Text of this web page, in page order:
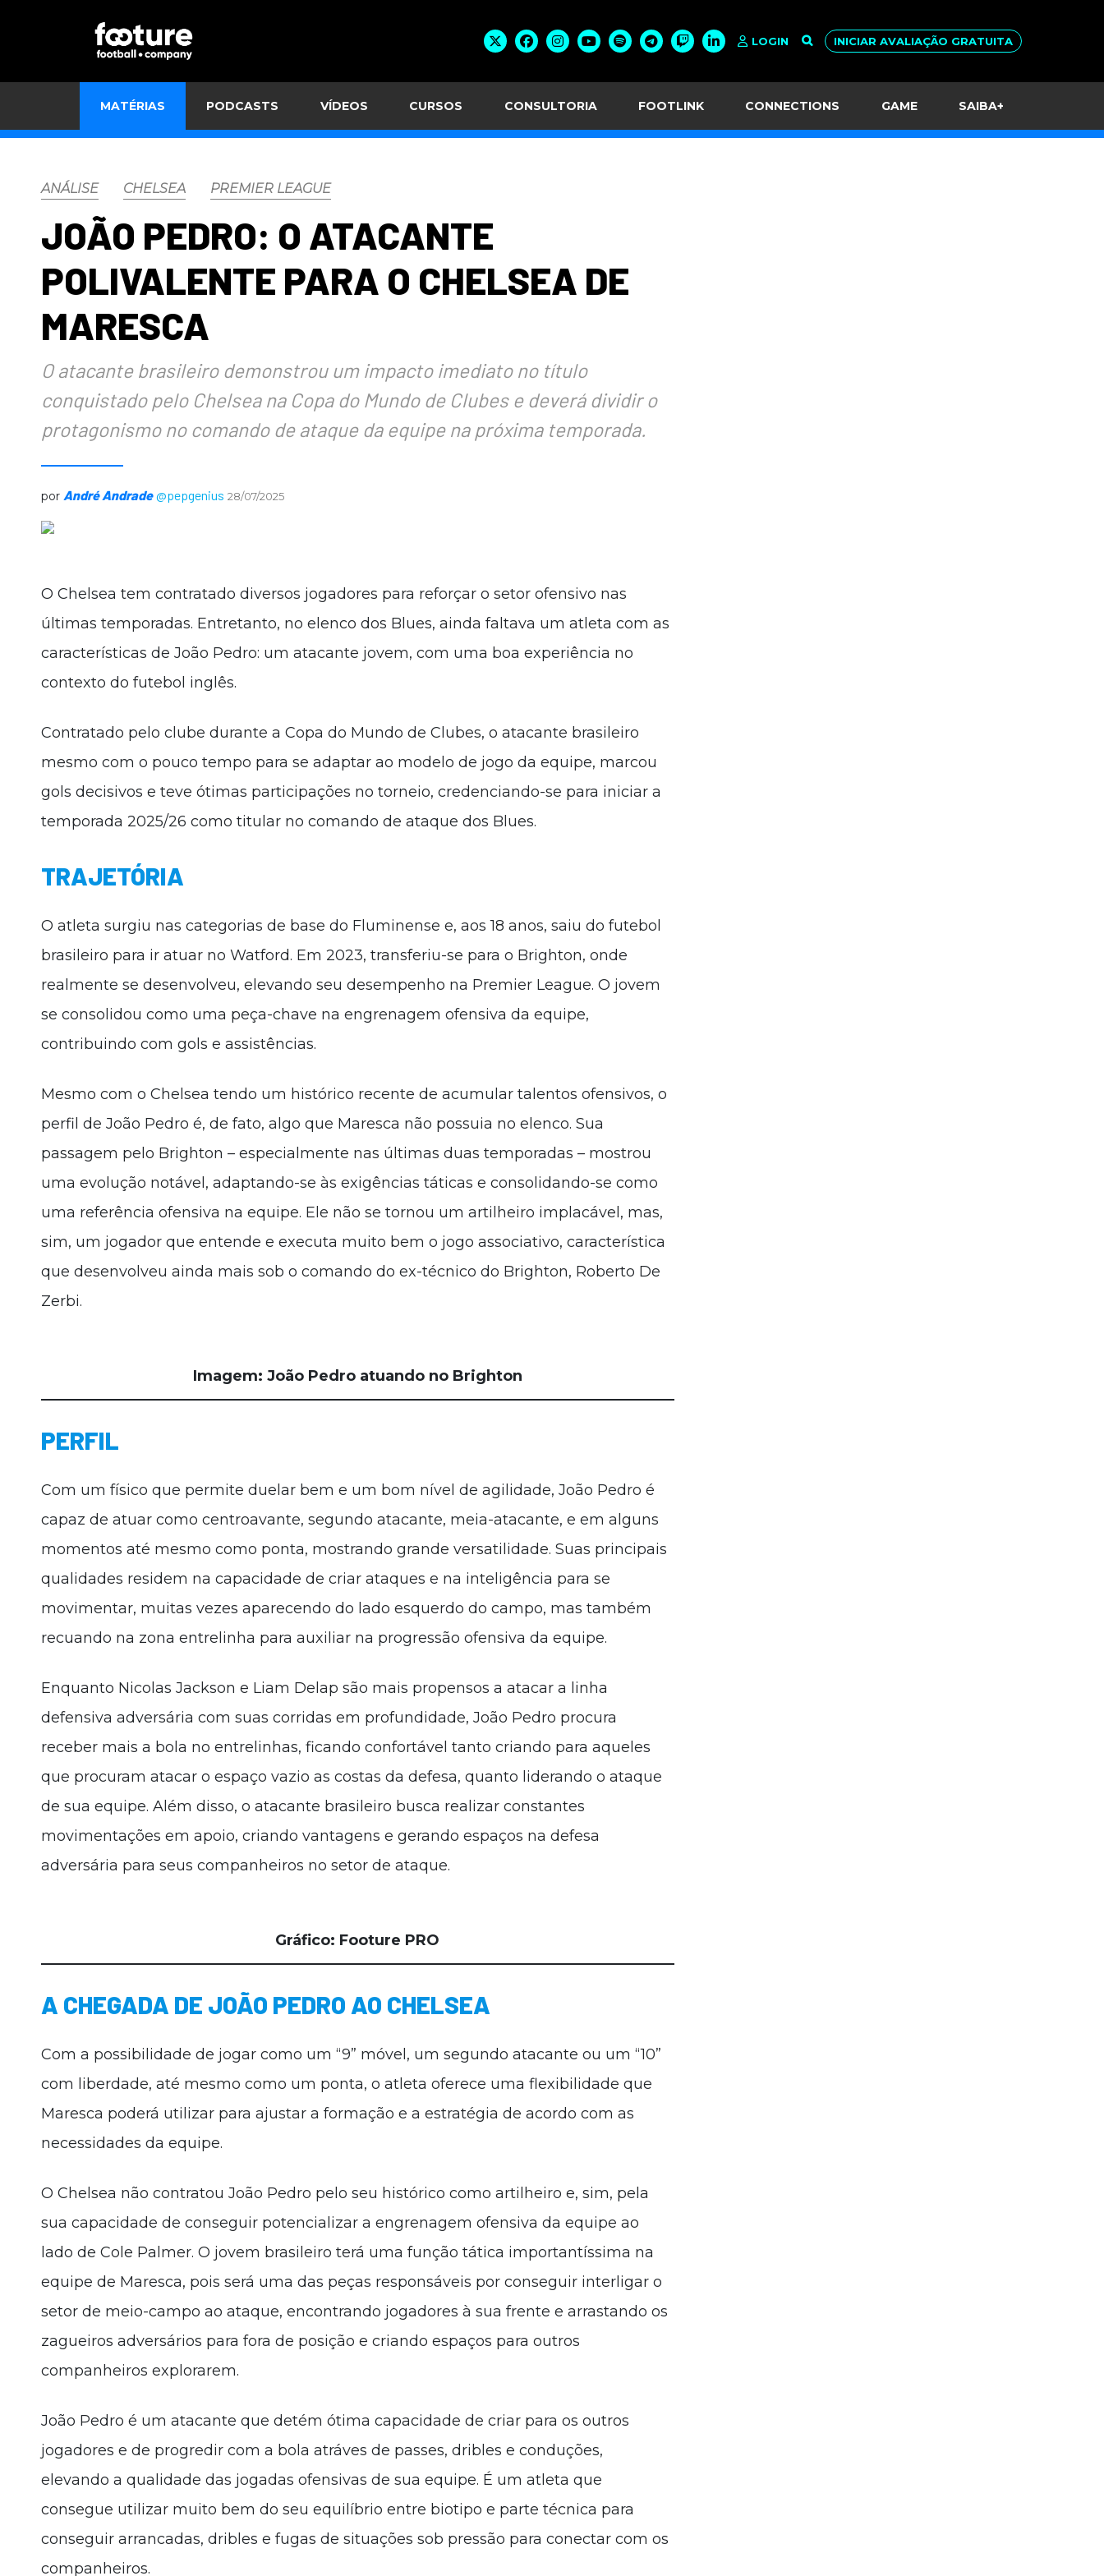
LOGIN INICIAR AVALIAÇÃO GRATUITA
MATÉRIAS PODCASTS VÍDEOS CURSOS CONSULTORIA FOOTLINK CONNECTIONS GAME SAIBA+
ANÁLISE CHELSEA PREMIER LEAGUE
JOÃO PEDRO: O ATACANTE
POLIVALENTE PARA O CHELSEA DE
MARESCA
O atacante brasileiro demonstrou um impacto imediato no título
conquistado pelo Chelsea na Copa do Mundo de Clubes e deverá dividir o
protagonismo no comando de ataque da equipe na próxima temporada.
por André Andrade @pepgenius 28/07/2025
O Chelsea tem contratado diversos jogadores para reforçar o setor ofensivo nas
últimas temporadas. Entretanto, no elenco dos Blues, ainda faltava um atleta com as
características de João Pedro: um atacante jovem, com uma boa experiência no
contexto do futebol inglês.
Contratado pelo clube durante a Copa do Mundo de Clubes, o atacante brasileiro
mesmo com o pouco tempo para se adaptar ao modelo de jogo da equipe, marcou
gols decisivos e teve ótimas participações no torneio, credenciando-se para iniciar a
temporada 2025/26 como titular no comando de ataque dos Blues.
TRAJETÓRIA
O atleta surgiu nas categorias de base do Fluminense e, aos 18 anos, saiu do futebol
brasileiro para ir atuar no Watford. Em 2023, transferiu-se para o Brighton, onde
realmente se desenvolveu, elevando seu desempenho na Premier League. O jovem
se consolidou como uma peça-chave na engrenagem ofensiva da equipe,
contribuindo com gols e assistências.
Mesmo com o Chelsea tendo um histórico recente de acumular talentos ofensivos, o
perfil de João Pedro é, de fato, algo que Maresca não possuia no elenco. Sua
passagem pelo Brighton – especialmente nas últimas duas temporadas – mostrou
uma evolução notável, adaptando-se às exigências táticas e consolidando-se como
uma referência ofensiva na equipe. Ele não se tornou um artilheiro implacável, mas,
sim, um jogador que entende e executa muito bem o jogo associativo, característica
que desenvolveu ainda mais sob o comando do ex-técnico do Brighton, Roberto De
Zerbi.
Imagem: João Pedro atuando no Brighton
PERFIL
Com um físico que permite duelar bem e um bom nível de agilidade, João Pedro é
capaz de atuar como centroavante, segundo atacante, meia-atacante, e em alguns
momentos até mesmo como ponta, mostrando grande versatilidade. Suas principais
qualidades residem na capacidade de criar ataques e na inteligência para se
movimentar, muitas vezes aparecendo do lado esquerdo do campo, mas também
recuando na zona entrelinha para auxiliar na progressão ofensiva da equipe.
Enquanto Nicolas Jackson e Liam Delap são mais propensos a atacar a linha
defensiva adversária com suas corridas em profundidade, João Pedro procura
receber mais a bola no entrelinhas, ficando confortável tanto criando para aqueles
que procuram atacar o espaço vazio as costas da defesa, quanto liderando o ataque
de sua equipe. Além disso, o atacante brasileiro busca realizar constantes
movimentações em apoio, criando vantagens e gerando espaços na defesa
adversária para seus companheiros no setor de ataque.
Gráfico: Footure PRO
A CHEGADA DE JOÃO PEDRO AO CHELSEA
Com a possibilidade de jogar como um “9” móvel, um segundo atacante ou um “10”
com liberdade, até mesmo como um ponta, o atleta oferece uma flexibilidade que
Maresca poderá utilizar para ajustar a formação e a estratégia de acordo com as
necessidades da equipe.
O Chelsea não contratou João Pedro pelo seu histórico como artilheiro e, sim, pela
sua capacidade de conseguir potencializar a engrenagem ofensiva da equipe ao
lado de Cole Palmer. O jovem brasileiro terá uma função tática importantíssima na
equipe de Maresca, pois será uma das peças responsáveis por conseguir interligar o
setor de meio-campo ao ataque, encontrando jogadores à sua frente e arrastando os
zagueiros adversários para fora de posição e criando espaços para outros
companheiros explorarem.
João Pedro é um atacante que detém ótima capacidade de criar para os outros
jogadores e de progredir com a bola atráves de passes, dribles e conduções,
elevando a qualidade das jogadas ofensivas de sua equipe. É um atleta que
consegue utilizar muito bem do seu equilíbrio entre biotipo e parte técnica para
conseguir arrancadas, dribles e fugas de situações sob pressão para conectar com os
companheiros.